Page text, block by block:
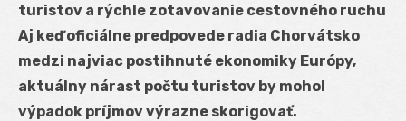
turistov a rýchle zotavovanie cestovného ruchu
Aj keď oficiálne predpovede radia Chorvátsko
medzi najviac postihnuté ekonomiky Európy,
aktuálny nárast počtu turistov by mohol
výpadok príjmov výrazne skorigovať.